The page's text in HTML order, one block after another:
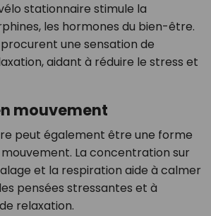
stationnaire stimule la
les hormones du bien-être.
une sensation de
aidant à réduire le stress et
mouvement
peut également être une forme
La concentration sur
et la respiration aide à calmer
pensées stressantes et à
relaxation.